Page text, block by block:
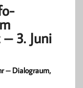
3. Juni
– Dialograum,